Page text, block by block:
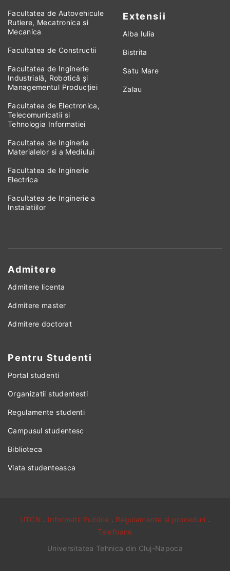
Facultatea de Autovehicule
Rutiere, Mecatronica si
Mecanica
Facultatea de Constructii
Facultatea de Inginerie
Industrială, Robotică și
Managementul Producției
Facultatea de Electronica,
Telecomunicatii si
Tehnologia Informatiei
Facultatea de Ingineria
Materialelor si a Mediului
Facultatea de Inginerie
Electrica
Facultatea de Inginerie a
Instalatiilor
Extensii
Alba Iulia
Bistrita
Satu Mare
Zalau
Admitere
Admitere licenta
Admitere master
Admitere doctorat
Pentru Studenti
Portal studenti
Organizatii studentesti
Regulamente studenti
Campusul studentesc
Biblioteca
Viata studenteasca
UTCN . Informatii Publice . Regulamente si proceduri .
Telefoane
Universitatea Tehnica din Cluj-Napoca